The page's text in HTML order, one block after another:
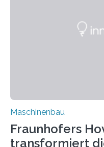
Durch den verstärkten
Maschinenbau
Fraunhofers
transformiert